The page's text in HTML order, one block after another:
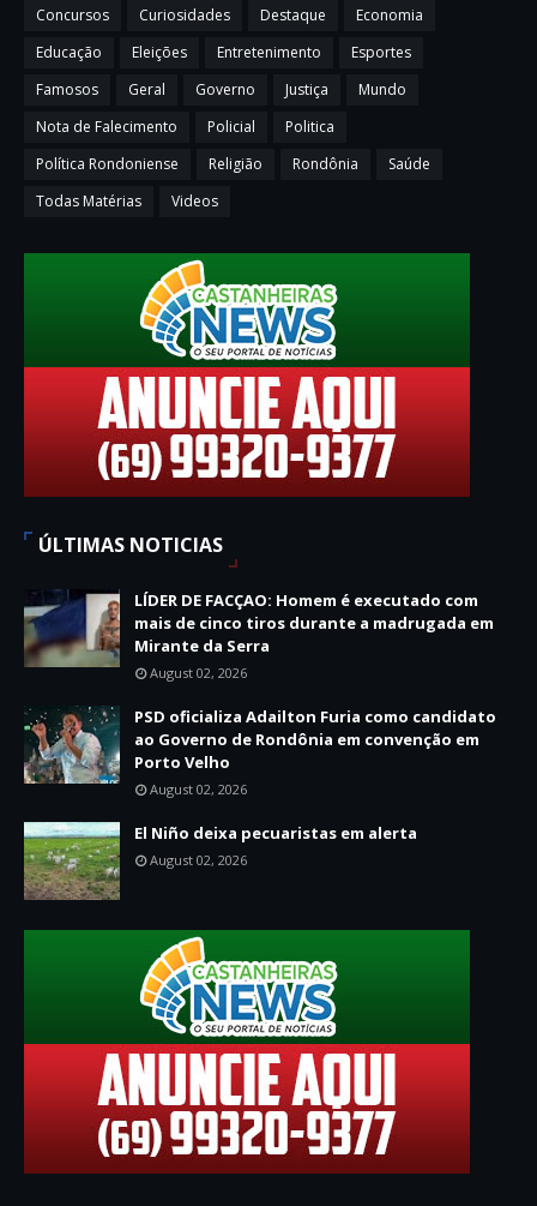
Concursos
Curiosidades Destaque
Economia
Educação
Eleições Entretenimento
Esportes
Famosos
Geral Governo Justiça
Mundo
Nota de Falecimento
Policial
Politica
Política Rondoniense
Religião Rondônia
Saúde
Todas Matérias
Videos
ÚLTIMAS NOTICIAS
LÍDER DE FACÇAO: Homem é executado com
mais de cinco tiros durante a madrugada em
Mirante da Serra
August 02, 2026
PSD oficializa Adailton Furia como candidato
ao Governo de Rondônia em convenção em
Porto Velho
August 02, 2026
El Niño deixa pecuaristas em alerta
August 02, 2026